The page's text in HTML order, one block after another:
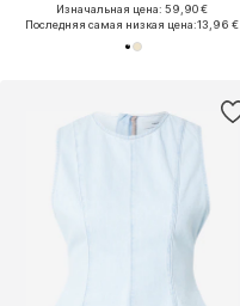
Изначальная цена: 59,90 €
Последняя самая низкая цена:13,96 €